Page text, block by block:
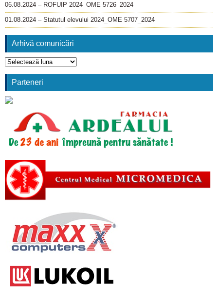
06.08.2024 – ROFUIP 2024_OME 5726_2024
01.08.2024 – Statutul elevului 2024_OME 5707_2024
Arhivă comunicări
Arhivă
comunicări
Parteneri